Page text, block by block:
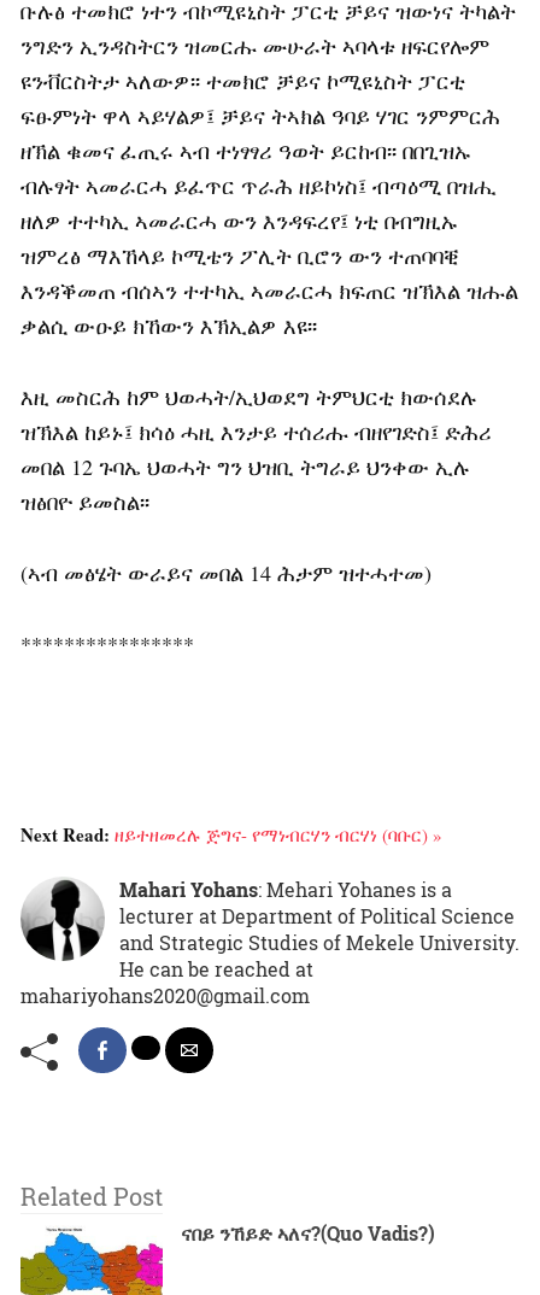
ቡሉፅ ተመክሮ ነተን ብኮሚዩኒስት ፓርቲ ቻይና ዝውነና ትካልት
ንግድን ኢንዳስትርን ዝመርሑ ሙሁራት ኣባላቱ ዘፍርየሎም
ዩንቭርስትታ ኣለውዎ፡፡ ተመክሮ ቻይና ኮሚዩኒስት ፓርቲ
ፍፁምነት ዋላ ኣይሃልዎ፤ ቻይና ትኣክል ዓባይ ሃገር ንምምርሕ
ዘኽል ቁመና ፈጢሩ ኣብ ተነፃፃሪ ዓወት ይርከብ፡፡ በበጊዝኡ
ብሉፃት ኣመራርሓ ይፈጥር ጥራሕ ዘይኮነስ፤ ብጣዕሚ በዝሒ
ዘለዎ ተተካኢ ኣመራርሓ ውን እንዳፍረየ፤ ነቲ በብግዚኡ
ዝምረፅ ማእኸላይ ኮሚቴን ፖሊት ቢሮን ውን ተጠባባቒ
እንዳቕመጠ ብሰኣን ተተካኢ ኣመራርሓ ክፍጠር ዝኽእል ዝሑል
ቃልሲ ውዑይ ክኸውን እኽኢልዎ እዩ፡፡
እዚ መስርሕ ከም ህወሓት/ኢህወደግ ትምህርቲ ክውሰደሉ
ዝኽእል ከይኑ፤ ክሳዕ ሓዚ እንታይ ተሰሪሑ ብዘየገድስ፤ ድሕሪ
መበል 12 ጉባኤ ህወሓት ግን ህዝቢ ትግራይ ህንቀው ኢሉ
ዝፅበዮ ይመስል፡፡
(ኣብ መፅሄት ውራይና መበል 14 ሕታም ዝተሓተመ)
****************
Next Read: ዘይተዘመረሉ ጅግና- የማነብርሃን ብርሃነ (ባቡር) »
Mahari Yohans: Mehari Yohanes is a
lecturer at Department of Political Science
and Strategic Studies of Mekele University.
He can be reached at
mahariyohans2020@gmail.com
Related Post
ናበይ ንኸይድ ኣለና?(Quo Vadis?)